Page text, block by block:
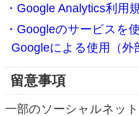
・Google Analytics利用
・Googleのサービスを
Googleによる使用（
留意事項
一部のソーシャルネッ